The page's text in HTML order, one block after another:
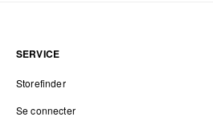
SERVICE
Storefinder
Se connecter